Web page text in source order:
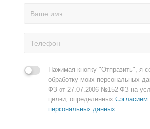
Нажимая кнопку "Отправить", я
обработку моих персональных
ФЗ от 27.07.2006 №152-ФЗ на
целей, определенных Согласием
персональных данных